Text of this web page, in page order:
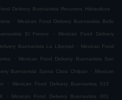
Delivery Buenavista Recursos Hidraulicos .
. Mexican Food Delivery Buenavista Bello
El Fresno . Mexican Food Delivery
Buenavista La Libertad . Mexican Food
. Mexican Food Delivery Buenavista San
Buenavista Santa Clara Chilpan . Mexican
. Mexican Food Delivery Buenavista 015 .
. Mexican Food Delivery Buenavista 001 .